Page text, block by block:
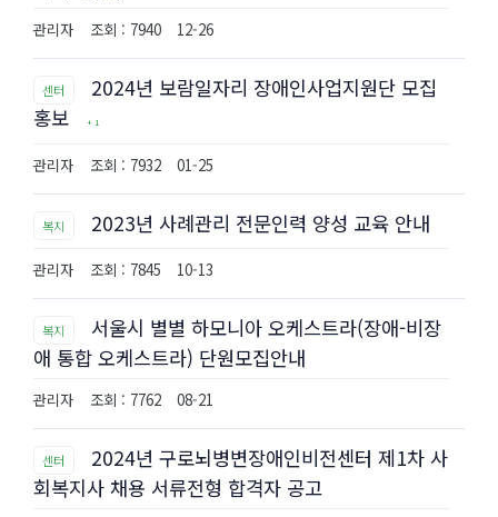
관리자 조회 : 7940 12-26
센터
2024년 보람일자리 장애인사업지원단 모집
홍보
+ 1
관리자 조회 : 7932 01-25
복지 2023년 사례관리 전문인력 양성 교육 안내
관리자 조회 : 7845 10-13
복지
서울시 별별 하모니아 오케스트라(장애-비장
애 통합 오케스트라) 단원모집안내
관리자 조회 : 7762 08-21
센터
2024년 구로뇌병변장애인비전센터 제1차 사
회복지사 채용 서류전형 합격자 공고